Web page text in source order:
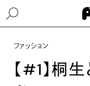
ファッション
【#1】桐